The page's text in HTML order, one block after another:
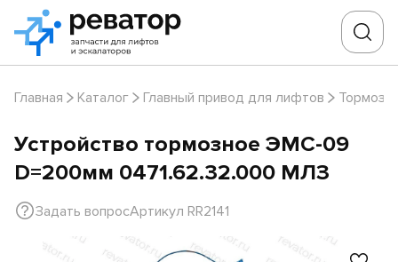
Главная Каталог Главный привод для лифтов Тормоза
Устройство тормозное ЭМС-09
D=200мм 0471.62.32.000 МЛЗ
Задать вопросАртикул RR2141